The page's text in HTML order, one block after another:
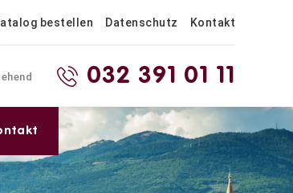
bestellen Datenschutz Kontakt
032 391 01 11